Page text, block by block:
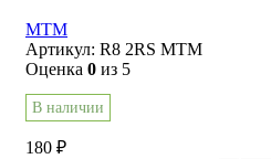
MTM
Артикул: R8 2RS MTM
Оценка 0 из 5
В наличии
180 ₽